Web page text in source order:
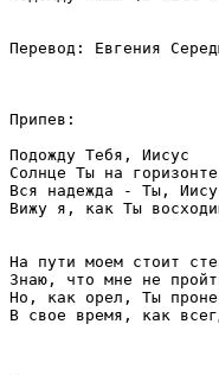
Перевод: Евгения
Припев:
Подожду Тебя, Иисус
Солнце Ты на
Вся надежда - Ты,
Вижу я, как Ты
На пути моем стоит
Знаю, что мне не
Но, как орел, Ты
В свое время, как